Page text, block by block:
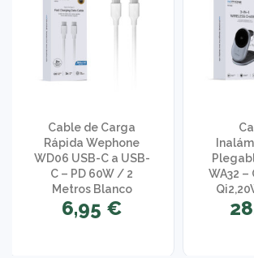
Cable de Carga
Rápida Wephone
WD06 USB-C a USB-
C – PD 60W / 2
Metros Blanco
6,95 €
WA32